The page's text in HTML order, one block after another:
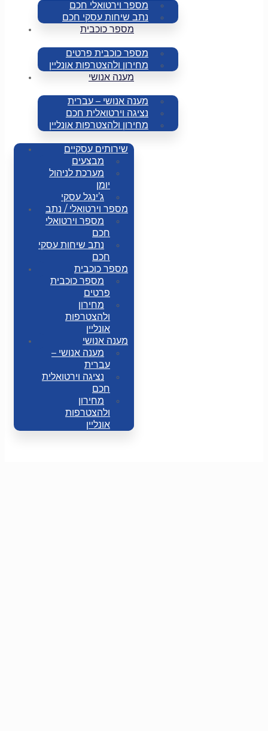
מספר וירטואלי חכם
נתב שיחות עסקי חכם
מספר כוכבית
מספר כוכבית פרטים
מחירון ולהצטרפות אונליין
מענה אנושי
מענה אנושי – עברית
נציגה וירטואלית חכם
מחירון ולהצטרפות אונליין
שירותים עסקיים
מבצעים
מערכת לניהול
יומן
ג’ינגל עסקי
מספר וירטואלי / נתב
מספר וירטואלי
חכם
נתב שיחות עסקי
חכם
מספר כוכבית
מספר כוכבית
פרטים
מחירון
ולהצטרפות
אונליין
מענה אנושי
מענה אנושי –
עברית
נציגה וירטואלית
חכם
מחירון
ולהצטרפות
אונליין